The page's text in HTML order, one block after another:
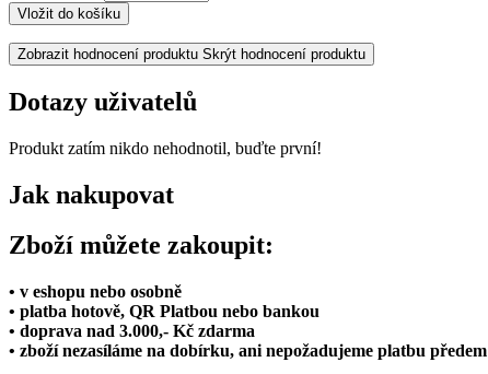
Vložit do košíku
Zobrazit hodnocení produktu Skrýt hodnocení produktu
Dotazy uživatelů
Produkt zatím nikdo nehodnotil, buďte první!
Jak nakupovat
Zboží můžete zakoupit:
• v eshopu nebo osobně
• platba hotově, QR Platbou nebo bankou
• doprava nad 3.000,- Kč zdarma
• zboží nezasíláme na dobírku, ani nepožadujeme platbu předem